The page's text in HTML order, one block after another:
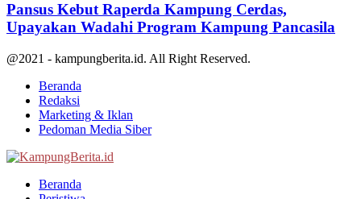
Pansus Kebut Raperda Kampung Cerdas,
Upayakan Wadahi Program Kampung Pancasila
@2021 - kampungberita.id. All Right Reserved.
Beranda
Redaksi
Marketing & Iklan
Pedoman Media Siber
Beranda